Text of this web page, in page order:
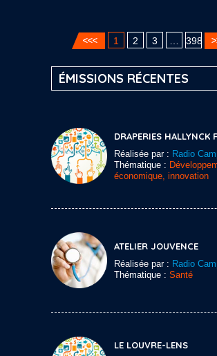
1 2 3 398
ÉMISSIONS RÉCENTES
DRAPERIES HALLYNCK
Réalisée par : Radio
Thématique :
économique, innovation
ATELIER JOUVENCE
Réalisée par : Radio
Thématique : Santé
LE LOUVRE-LENS